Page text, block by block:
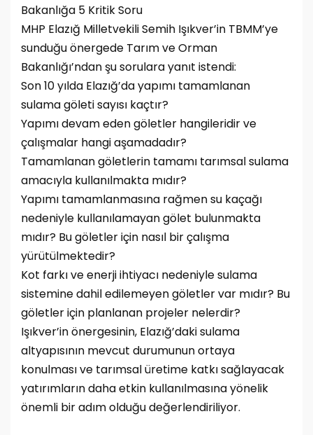
Bakanlığa 5 Kritik Soru
MHP Elazığ Milletvekili Semih Işıkver’in TBMM’ye
sunduğu önergede Tarım ve Orman
Bakanlığı’ndan şu sorulara yanıt istendi:
Son 10 yılda Elazığ’da yapımı tamamlanan
sulama göleti sayısı kaçtır?
Yapımı devam eden göletler hangileridir ve
çalışmalar hangi aşamadadır?
Tamamlanan göletlerin tamamı tarımsal sulama
amacıyla kullanılmakta mıdır?
Yapımı tamamlanmasına rağmen su kaçağı
nedeniyle kullanılamayan gölet bulunmakta
mıdır? Bu göletler için nasıl bir çalışma
yürütülmektedir?
Kot farkı ve enerji ihtiyacı nedeniyle sulama
sistemine dahil edilemeyen göletler var mıdır? Bu
göletler için planlanan projeler nelerdir?
Işıkver’in önergesinin, Elazığ’daki sulama
altyapısının mevcut durumunun ortaya
konulması ve tarımsal üretime katkı sağlayacak
yatırımların daha etkin kullanılmasına yönelik
önemli bir adım olduğu değerlendiriliyor.